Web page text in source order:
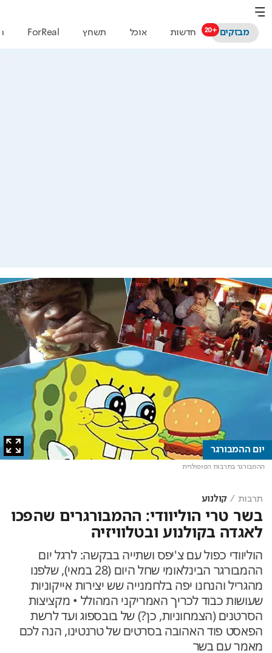
מבזקים חדשות אוכל תשחץ ForReal
ההמבורגר בתרבות הפופולרית
יום ההמבורגר
תרבות קולנוע
בשר טרי הוליוודי: ההמבורגרים שהפכו
לאגדה בקולנוע ובטלוויזיה
הוליוודי כפול עם צ'יפס ושתייה בבקשה: לרגל יום
ההמבורגר הבינלאומי שחל היום (28 במאי), שלפנו
מהגריל והנחנו יפה בלחמנייה שש יצירות אייקוניות
שעושות כבוד לכריך האמריקני המהולל • מקציצות
הסרטנים (הצמחוניות, כן?) של בובספוג ועד לרשת
הפאסט פוד האהובה בסרטים של טרנטינו, הנה לכם
מאמר עם בשר